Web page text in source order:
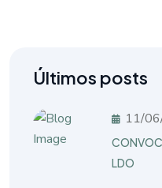
Últimos posts
11/
LDO